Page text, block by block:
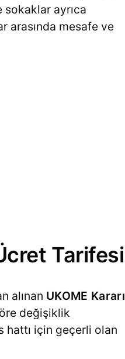
sokaklar ayrıca
arasında mesafe ve
Tarifesi
alınan UKOME Kararı
değişiklik
hattı için geçerli olan